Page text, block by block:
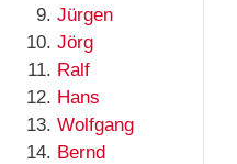
Jürgen
Jörg
Ralf
Hans
Wolfgang
Bernd